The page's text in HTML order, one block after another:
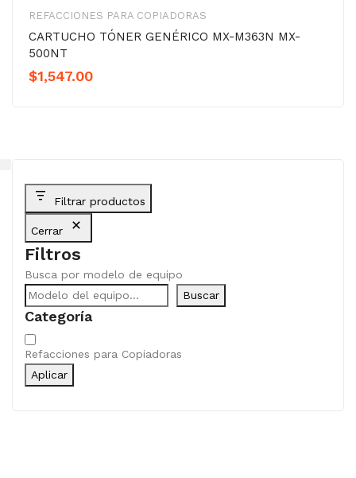
REFACCIONES PARA COPIADORAS
CARTUCHO TÓNER GENÉRICO MX-M363N MX-
500NT
$1,547.00
Filtrar productos
Cerrar
Filtros
Busca por modelo de equipo
Buscar
Categoría
Categoría
Refacciones para Copiadoras
Aplicar